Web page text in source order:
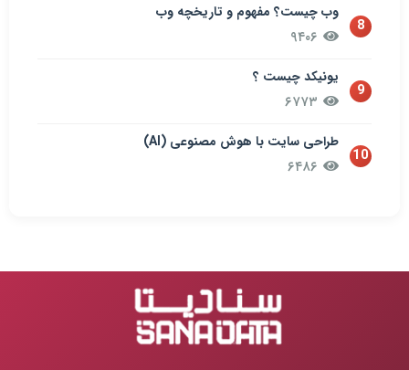
8
وب چیست؟ مفهوم و تاریخچه وب
9
یونیکد چیست ؟
10
طراحی سایت با هوش مصنوعی (AI)